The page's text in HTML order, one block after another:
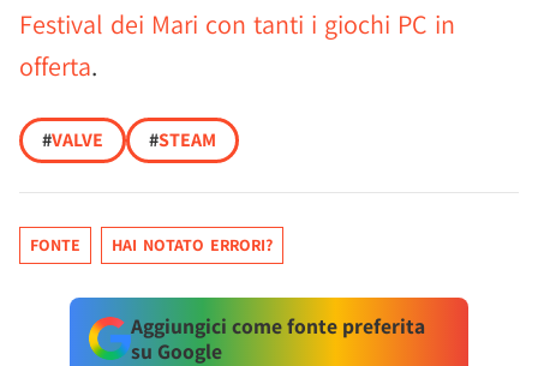
Festival dei Mari con tanti i giochi PC in
offerta.
#VALVE #STEAM
FONTE HAI NOTATO ERRORI?
Aggiungici come fonte preferita
su Google